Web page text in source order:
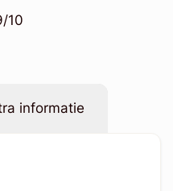
10
informatie